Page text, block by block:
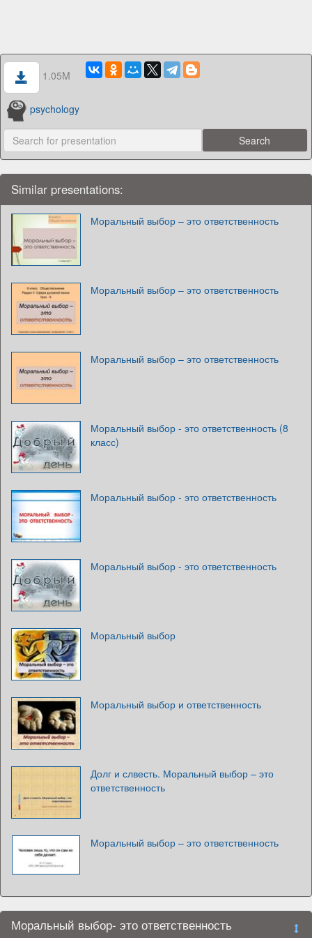
1.05M
psychology
Similar presentations:
Моральный выбор – это ответственность
Моральный выбор – это ответственность
Моральный выбор – это ответственность
Моральный выбор - это ответственность (8
класс)
Моральный выбор - это ответственность
Моральный выбор - это ответственность
Моральный выбор
Моральный выбор и ответственность
Долг и слвесть. Моральный выбор – это
ответственность
Моральный выбор – это ответственность
Моральный выбор- это ответственность